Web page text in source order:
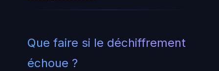
Que faire si le déchiffrement
échoue ?